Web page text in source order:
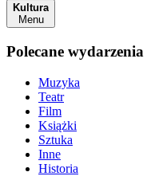
Kultura
Menu
Polecane wydarzenia
Muzyka
Teatr
Film
Książki
Sztuka
Inne
Historia